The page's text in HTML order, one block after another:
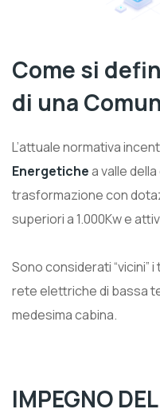
Come si
di una
L’attuale normativa
Energetichea valle
trasformazione con
superiori a 1.000Kw e
Sono considerati “vicini”
rete elettriche di bassa
medesima cabina.
IMPEGNO